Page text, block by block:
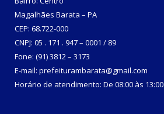
Magalhães Barata – PA
CEP: 68.722-000
CNPJ: 05 . 171 . 947 – 0001 / 89
Fone: (91) 3812 – 3173
E-mail: prefeiturambarata@gmail.com
Horário de atendimento: De 08:00 às 13:00